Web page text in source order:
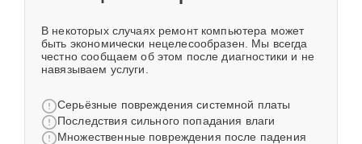
В некоторых случаях ремонт компьютера может
быть экономически нецелесообразен. Мы всегда
честно сообщаем об этом после диагностики и не
навязываем услуги.
Серьёзные повреждения системной платы
Последствия сильного попадания влаги
Множественные повреждения после падения